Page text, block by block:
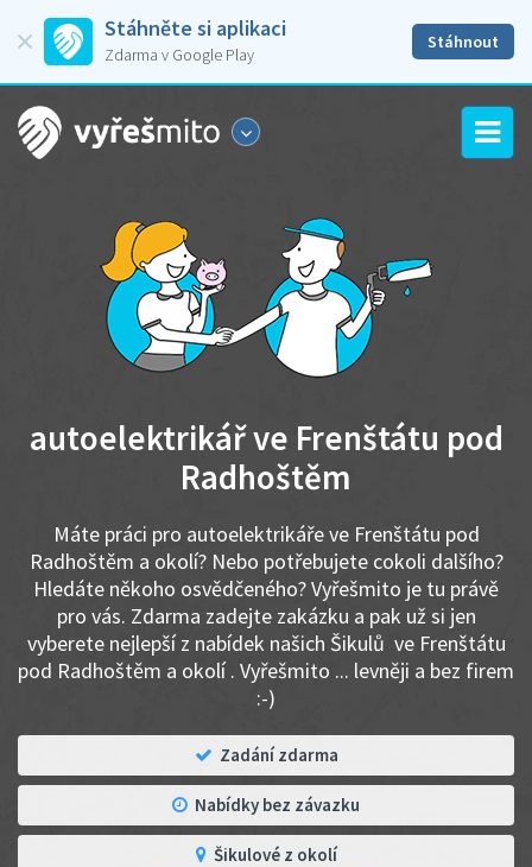
Stáhněte si aplikaci
Zdarma v Google Play
Stáhnout
autoelektrikář ve Frenštátu pod
Radhoštěm
Máte práci pro autoelektrikáře ve Frenštátu pod
Radhoštěm a okolí? Nebo potřebujete cokoli dalšího?
Hledáte někoho osvědčeného? Vyřešmito je tu právě
pro vás. Zdarma zadejte zakázku a pak už si jen
vyberete nejlepší z nabídek našich Šikulů ve Frenštátu
pod Radhoštěm a okolí . Vyřešmito ... levněji a bez firem
:-)
Zadání zdarma
Nabídky bez závazku
Šikulové z okolí